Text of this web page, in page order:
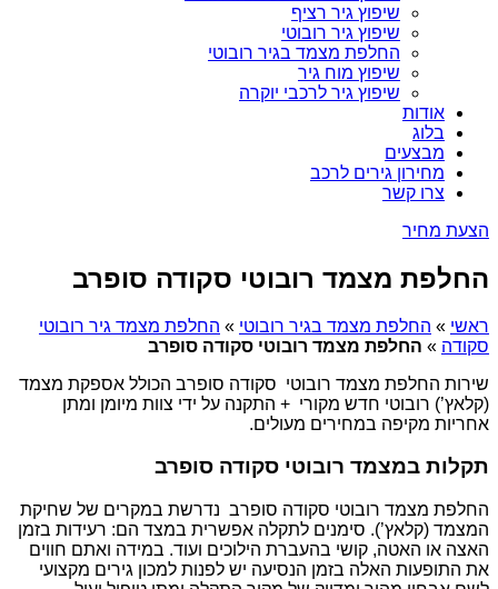
שיפוץ גיר רציף
שיפוץ גיר רובוטי
החלפת מצמד בגיר רובוטי
שיפוץ מוח גיר
שיפוץ גיר לרכבי יוקרה
אודות
בלוג
מבצעים
מחירון גירים לרכב
צרו קשר
הצעת מחיר
החלפת מצמד רובוטי סקודה סופרב
ראשי » החלפת מצמד בגיר רובוטי » החלפת מצמד גיר רובוטי
סקודה » החלפת מצמד רובוטי סקודה סופרב
שירות החלפת מצמד רובוטי סקודה סופרב הכולל אספקת מצמד
(קלאץ’) רובוטי חדש מקורי + התקנה על ידי צוות מיומן ומתן
אחריות מקיפה במחירים מעולים.
תקלות במצמד רובוטי סקודה סופרב
החלפת מצמד רובוטי סקודה סופרב נדרשת במקרים של שחיקת
המצמד (קלאץ’). סימנים לתקלה אפשרית במצד הם: רעידות בזמן
האצה או האטה, קושי בהעברת הילוכים ועוד. במידה ואתם חווים
את התופעות האלה בזמן הנסיעה יש לפנות למכון גירים מקצועי